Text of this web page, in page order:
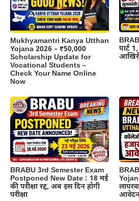
Mukhyamantri Kanya Utthan
Yojana 2026 – ₹50,000
Scholarship Update for
Vocational Students –
Check Your Name Online
Now
पार्ट
BRABU 3rd Semester Exam
Postponed New Date : 18 मई
की परीक्षा रद्द, अब इस दिन होगी
परीक्षा